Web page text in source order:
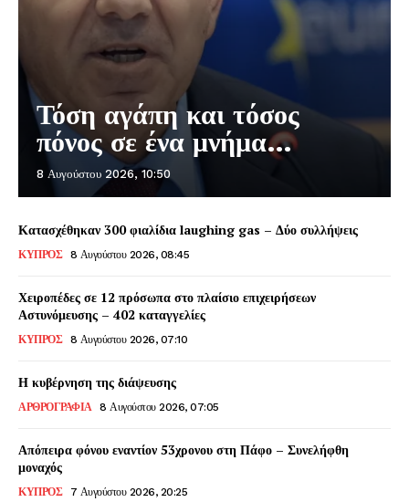
Τόση αγάπη και τόσος
πόνος σε ένα μνήμα…
8 Αυγούστου 2026, 10:50
Κατασχέθηκαν 300 φιαλίδια laughing gas – Δύο συλλήψεις
ΚΥΠΡΟΣ 8 Αυγούστου 2026, 08:45
Χειροπέδες σε 12 πρόσωπα στο πλαίσιο επιχειρήσεων
Αστυνόμευσης – 402 καταγγελίες
ΚΥΠΡΟΣ 8 Αυγούστου 2026, 07:10
Η κυβέρνηση της διάψευσης
ΑΡΘΡΟΓΡΑΦΙΑ 8 Αυγούστου 2026, 07:05
Απόπειρα φόνου εναντίον 53χρονου στη Πάφο – Συνελήφθη
μοναχός
ΚΥΠΡΟΣ 7 Αυγούστου 2026, 20:25